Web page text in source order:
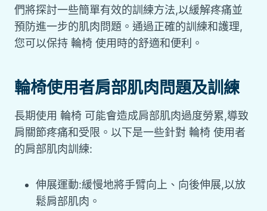
們將探討一些簡單有效的訓練方法,以緩解疼痛並
預防進一步的肌肉問題。通過正確的訓練和護理,
您可以保持 輪椅 使用時的舒適和便利。
輪椅使用者肩部肌肉問題及訓練
長期使用 輪椅 可能會造成肩部肌肉過度勞累,導致
肩關節疼痛和受限。以下是一些針對 輪椅 使用者
的肩部肌肉訓練:
伸展運動:緩慢地將手臂向上、向後伸展,以放
鬆肩部肌肉。